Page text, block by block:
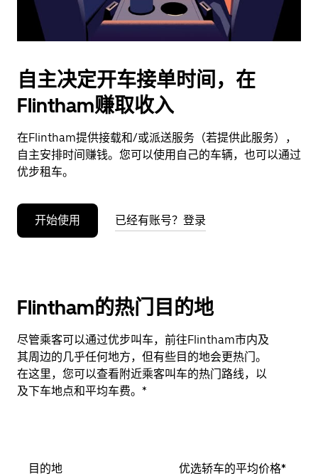
闭
日
历。
自主决定开车接单时间，在
Flintham赚取收入
在Flintham提供接载和/或派送服务（若提供此服务），
自主安排时间赚钱。您可以使用自己的车辆，也可以通过
优步租车。
开始使用 已经有账号？登录
Flintham的热门目的地
尽管乘客可以通过优步叫车，前往Flintham市内及
其周边的几乎任何地方，但有些目的地会更热门。
在这里，您可以查看附近乘客叫车的热门路线，以
及下车地点和平均车费。*
目的地 优选轿车的平均价格*